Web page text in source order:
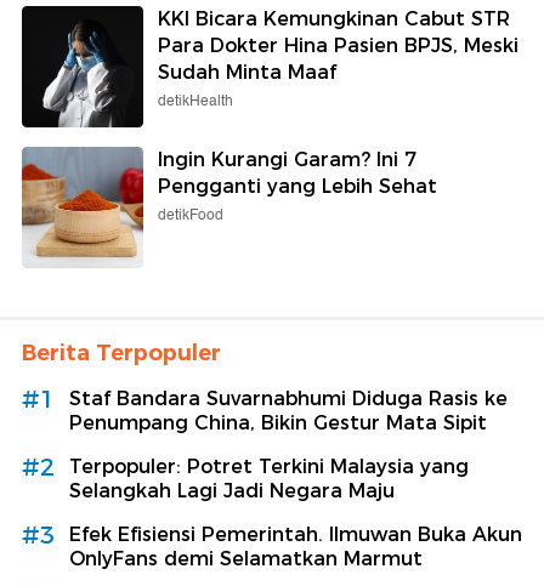
KKI Bicara Kemungkinan Cabut STR
Para Dokter Hina Pasien BPJS, Meski
Sudah Minta Maaf
detikHealth
Ingin Kurangi Garam? Ini 7
Pengganti yang Lebih Sehat
detikFood
Berita Terpopuler
#1
Staf Bandara Suvarnabhumi Diduga Rasis ke
Penumpang China, Bikin Gestur Mata Sipit
#2
Terpopuler: Potret Terkini Malaysia yang
Selangkah Lagi Jadi Negara Maju
#3
Efek Efisiensi Pemerintah. Ilmuwan Buka Akun
OnlyFans demi Selamatkan Marmut